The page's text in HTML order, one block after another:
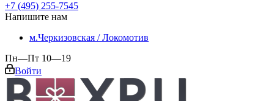
+7 (495) 255-7545
Напишите нам
м.Черкизовская / Локомотив
Пн—Пт 10—19
Войти